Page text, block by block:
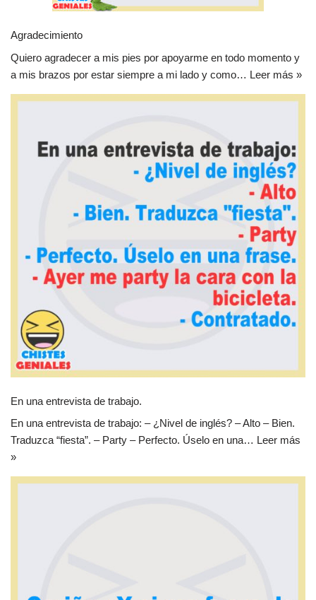
Agradecimiento
Quiero agradecer a mis pies por apoyarme en todo momento y
a mis brazos por estar siempre a mi lado y como… Leer más »
En una entrevista de trabajo.
En una entrevista de trabajo: – ¿Nivel de inglés? – Alto – Bien.
Traduzca “fiesta”. – Party – Perfecto. Úselo en una… Leer más
»